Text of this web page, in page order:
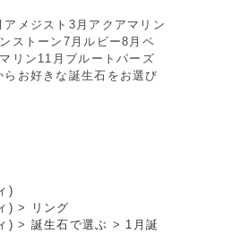
アメジスト3月アクアマリン
ストーン7月ルビー8月ペ
リン11月ブルートパーズ
お好きな誕生石をお選び
)
) >
リング
) > 誕生石で選ぶ > 1月誕